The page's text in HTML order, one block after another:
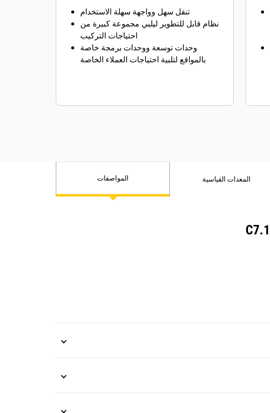
تنقل سهل وواجهة سهلة الاستخدام
نظام قابل للتطوير ليلبي مجموعة كبيرة من
احتياجات التركيب
وحدات توسعة ووحدات برمجة خاصة
بالمواقع لتلبية احتياجات العملاء الخاصة
المواصفات المعدات القياسية